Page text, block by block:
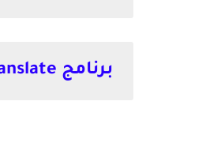
برنامج google translate